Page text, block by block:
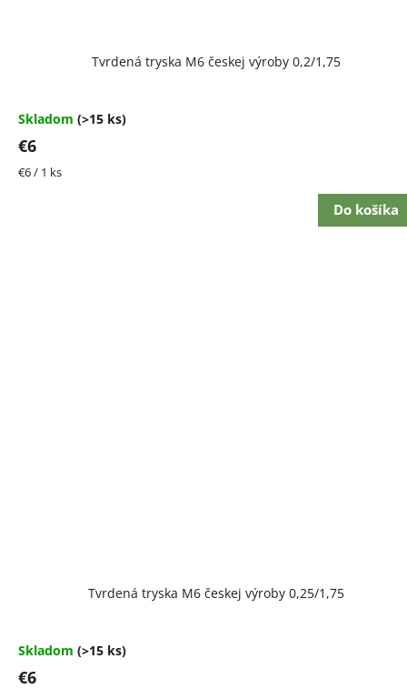
Tvrdená tryska M6 českej výroby 0,2/1,75
Skladom (>15 ks)
€6
Jednotková
€6 / 1 ks
Do košíka
Tvrdená tryska M6 českej výroby 0,25/1,75
Skladom (>15 ks)
€6